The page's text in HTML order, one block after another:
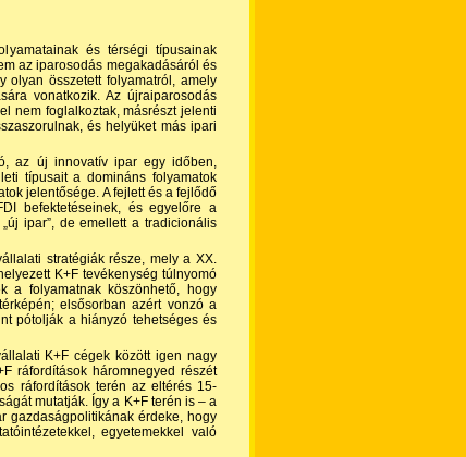
és térségi típusainak
az iparosodás megakadásáról és
olyan összetett folyamatról, amely
vonatkozik. Az újraiparosodás
nem foglalkoztak, másrészt jelenti
és helyüket más ipari
az új innovatív ipar egy időben,
típusait a domináns folyamatok
jelentősége. A fejlett és a fejlődő
befektetéseinek, és egyelőre a
ipar”, de emellett a tradicionális
stratégiák része, mely a XX.
K+F tevékenység túlnyomó
a folyamatnak köszönhető, hogy
elsősorban azért vonzó a
pótolják a hiányzó tehetséges és
K+F cégek között igen nagy
ráfordítások háromnegyed részét
ráfordítások terén az eltérés 15-
mutatják. Így a K+F terén is – a
gazdaságpolitikának érdeke, hogy
egyetemekkel való